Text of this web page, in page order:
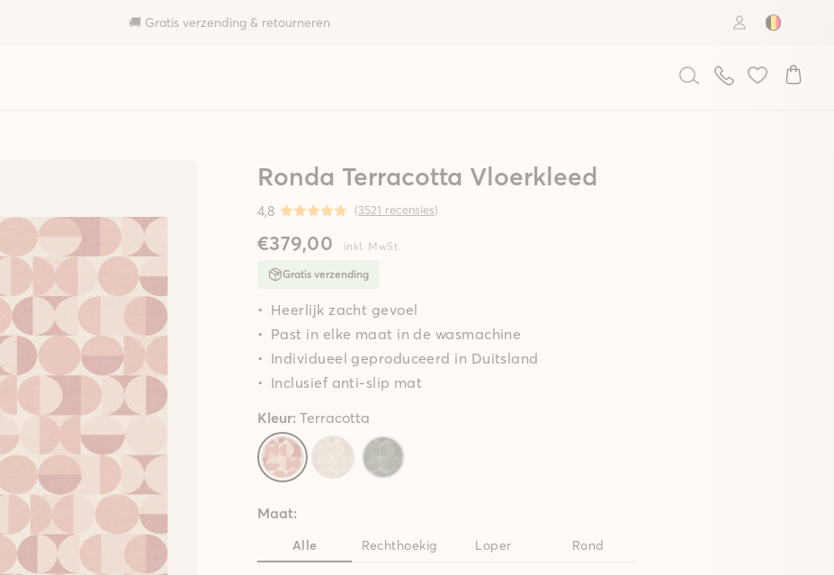
🚚 Gratis verzending & retourneren Country:
Ronda Terracotta Vloerkleed
4,8 (3521 recensies)
€379,00 inkl. MwSt.
Gratis verzending
Heerlijk zacht gevoel
Past in elke maat in de wasmachine
Individueel geproduceerd in Duitsland
Inclusief anti-slip mat
Kleur:Terracotta
Maat:
Alle Rechthoekig Loper Rond